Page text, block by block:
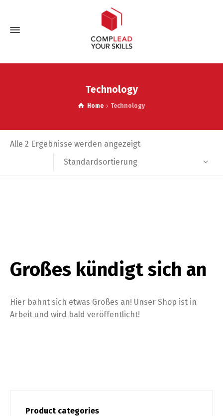
Technology
Home Technology
Alle 2 Ergebnisse werden angezeigt
Standardsortierung
Großes kündigt sich an
Hier bahnt sich etwas Großes an! Unser Shop ist in
Arbeit und wird bald veröffentlicht!
Product categories